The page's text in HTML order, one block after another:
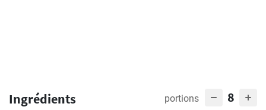
Ingrédients portions 8